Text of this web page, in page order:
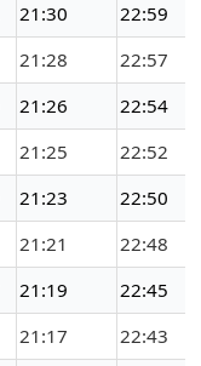
21:30
22:59
21:28
22:57
21:26
22:54
21:25
22:52
21:23
22:50
21:21
22:48
21:19
22:45
21:17
22:43